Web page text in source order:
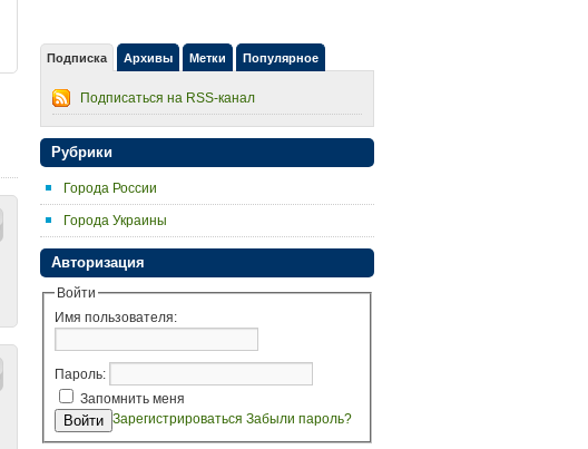
Подписка Архивы Метки Популярное
Подписаться на RSS-канал
Рубрики
Города России
Города Украины
Авторизация
Войти
Имя пользователя:
Пароль:
Запомнить меня
Войти Зарегистрироваться Забыли пароль?